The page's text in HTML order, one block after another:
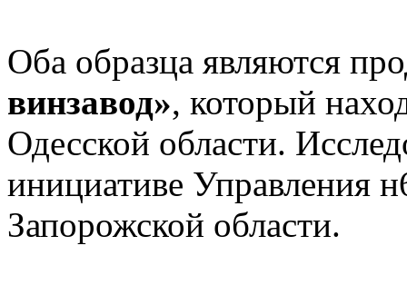
Оба образца являются
винзавод», который
Одесской области.
инициативе Управления
Запорожской области.